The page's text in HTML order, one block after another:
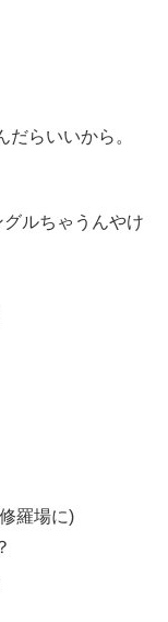
らいいから。
ルちゃうんやけ
羅場に)